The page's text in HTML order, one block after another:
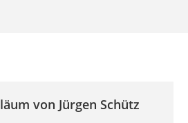
von Jürgen Schütz